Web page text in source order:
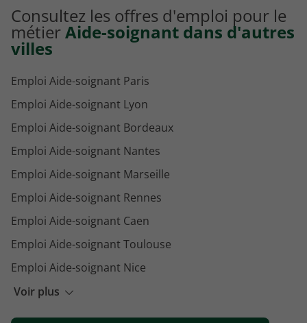
Emploi Ambulancier Hyères
Consultez les offres d'emploi pour le
métierAide-soignant dans d'autres
villes
Voir plus
Emploi Aide-soignant Paris
Emploi Aide-soignant Lyon
Emploi Aide-soignant Bordeaux
Emploi Aide-soignant Nantes
Emploi Aide-soignant Marseille
Emploi Aide-soignant Rennes
Emploi Aide-soignant Caen
Emploi Aide-soignant Toulouse
Emploi Aide-soignant Nice
Emploi Aide-soignant La Rochelle
Emploi Aide-soignant Grasse